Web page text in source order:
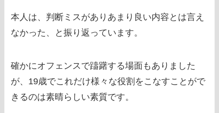
本人は、判断ミスがありあまり良い内容とは言え
なかった、と振り返っています。
確かにオフェンスで躊躇する場面もありました
が、19歳でこれだけ様々な役割をこなすことがで
きるのは素晴らしい素質です。